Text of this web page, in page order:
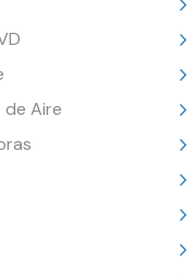
Aire